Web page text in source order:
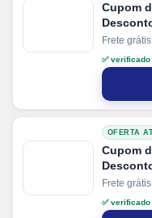
Cupom
Frete
suas
+ 10% de
✅
OFERTA
Cupom
Frete
suas
+ 10% de
✅